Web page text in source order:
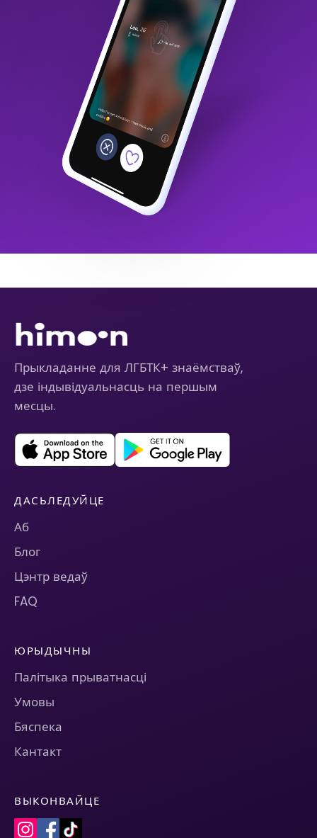
Прыкладанне для ЛГБТК+ знаёмстваў,
дзе індывідуальнасць на першым
месцы.
ДАСЬЛЕДУЙЦЕ
Аб
Блог
Цэнтр ведаў
FAQ
ЮРЫДЫЧНЫ
Палітыка прыватнасці
Умовы
Бяспека
Кантакт
ВЫКОНВАЙЦЕ